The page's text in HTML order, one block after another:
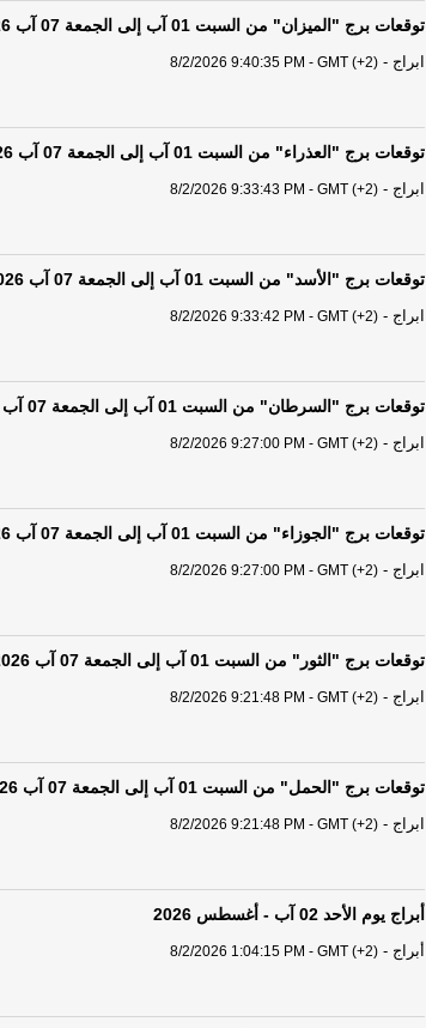
توقعات برج "الميزان" من السبت 01 آب إلى الجمعة 07 آب 2026
ابراج -
8/2/2026 9:40:35 PM - GMT (+2)
توقعات برج "العذراء" من السبت 01 آب إلى الجمعة 07 آب 2026
ابراج -
8/2/2026 9:33:43 PM - GMT (+2)
توقعات برج "الأسد" من السبت 01 آب إلى الجمعة 07 آب 2026
ابراج -
8/2/2026 9:33:42 PM - GMT (+2)
توقعات برج "السرطان" من السبت 01 آب إلى الجمعة 07 آب 2026
ابراج -
8/2/2026 9:27:00 PM - GMT (+2)
توقعات برج "الجوزاء" من السبت 01 آب إلى الجمعة 07 آب 2026
ابراج -
8/2/2026 9:27:00 PM - GMT (+2)
توقعات برج "الثور" من السبت 01 آب إلى الجمعة 07 آب 2026
ابراج -
8/2/2026 9:21:48 PM - GMT (+2)
توقعات برج "الحمل" من السبت 01 آب إلى الجمعة 07 آب 2026
ابراج -
8/2/2026 9:21:48 PM - GMT (+2)
أبراج يوم الأحد 02 آب - أغسطس 2026
أبراج -
8/2/2026 1:04:15 PM - GMT (+2)